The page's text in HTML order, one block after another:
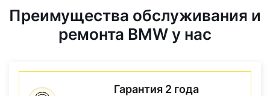
Преимущества обслуживания и
ремонта BMW у нас
Гарантия 2 года